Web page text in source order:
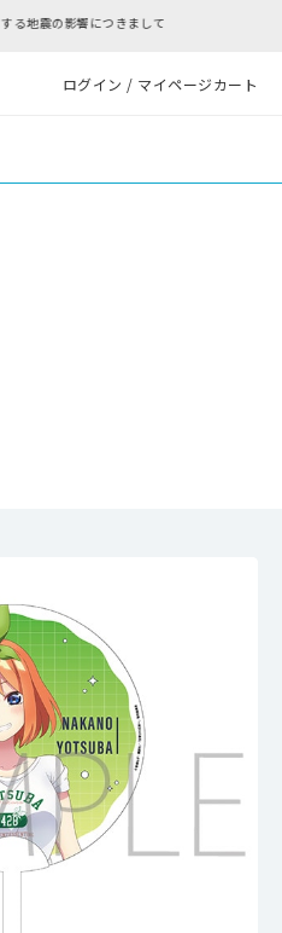
つきまして
ログイン / マイページカート